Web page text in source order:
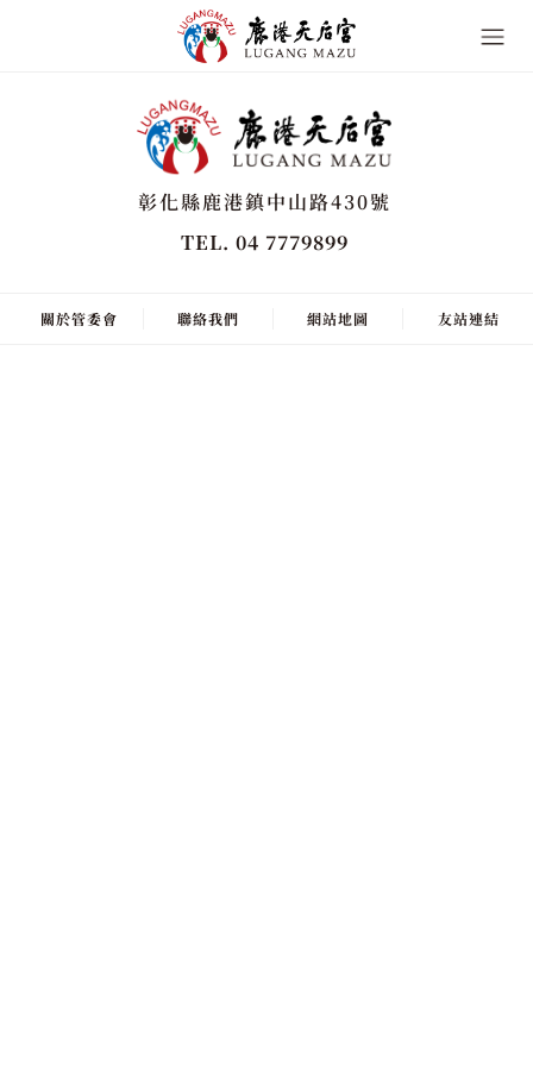
彰化縣鹿港鎮中山路430號
TEL. 04 7779899
關於管委會 聯絡我們 網站地圖 友站連結